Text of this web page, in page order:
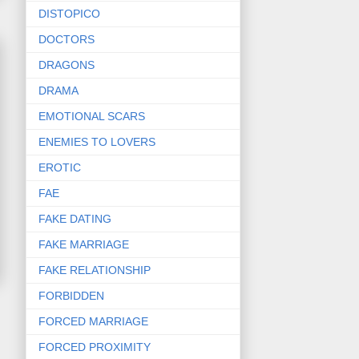
DISTOPICO
DOCTORS
DRAGONS
DRAMA
EMOTIONAL SCARS
ENEMIES TO LOVERS
EROTIC
FAE
FAKE DATING
FAKE MARRIAGE
FAKE RELATIONSHIP
FORBIDDEN
FORCED MARRIAGE
FORCED PROXIMITY